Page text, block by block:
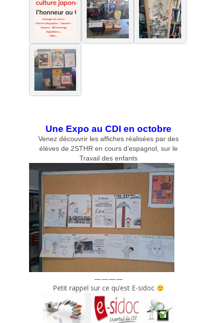
Une Expo au CDI en octobre
Venez découvrir les affiches réalisées par des
élèves de 2STHR en cours d’espagnol, sur le
Travail des enfants
————
Petit rappel sur ce qu’est E-sidoc